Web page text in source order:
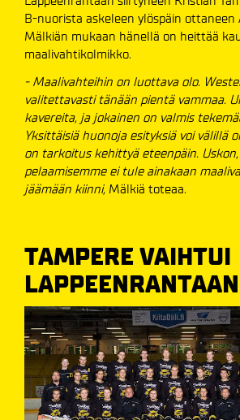
B-nuorista askeleen ylöspäin ottaneen
Mälkiän mukaan hänellä on heittää
maalivahtikolmikko.
- Maalivahteihin on luottava olo.
valitettavasti tänään pientä vammaa.
kavereita, ja jokainen on valmis
Yksittäisiä huonoja esityksiä voi välillä
on tarkoitus kehittyä eteenpäin.
pelaamisemme ei tule ainakaan
jäämään kiinni, Mälkiä toteaa.
TAMPERE VAIHTUI
LAPPEENRANTAAN